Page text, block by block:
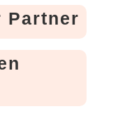
Partner